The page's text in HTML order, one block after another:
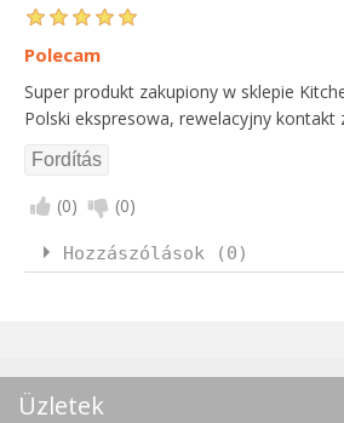
Polecam
Super produkt zakupiony w sklepie
Polski ekspresowa, rewelacyjny kontakt
(0) (0)
Hozzászólások (0)
Üzletek